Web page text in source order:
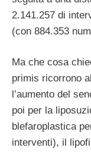
2.141.257 di
(con 884.353
Ma che cosa
primis ricorrono
l’aumento del
poi per la
blefaroplastica
interventi), il